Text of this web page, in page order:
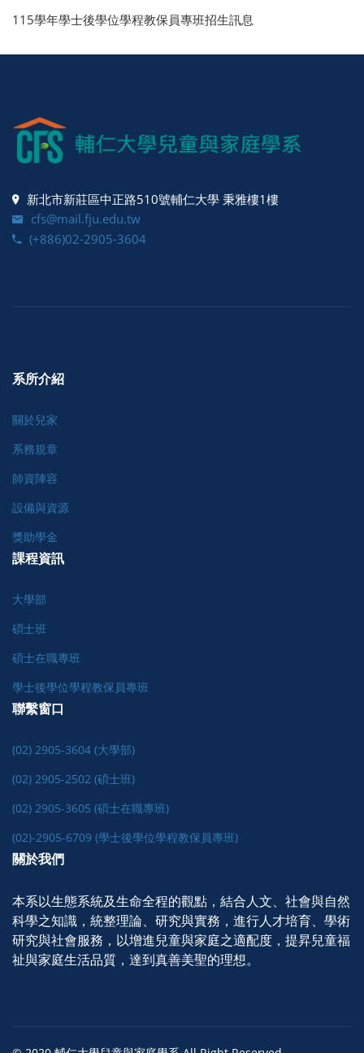
115學年學士後學位學程教保員專班招生訊息
新北市新莊區中正路510號輔仁大學 秉雅樓1樓
cfs@mail.fju.edu.tw
(+886)02-2905-3604
系所介紹
關於兒家
系務規章
師資陣容
設備與資源
獎助學金
課程資訊
大學部
碩士班
碩士在職專班
學士後學位學程教保員專班
聯繫窗口
(02) 2905-3604 (大學部)
(02) 2905-2502 (碩士班)
(02) 2905-3605 (碩士在職專班)
(02)-2905-6709 (學士後學位學程教保員專班)
關於我們
本系以生態系統及生命全程的觀點，結合人文、社會與自然
科學之知識，統整理論、研究與實務，進行人才培育、學術
研究與社會服務，以增進兒童與家庭之適配度，提昇兒童福
祉與家庭生活品質，達到真善美聖的理想。